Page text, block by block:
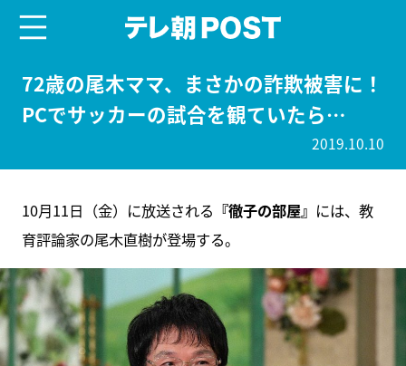
72歳の尾木ママ、まさかの詐欺被害に！
PCでサッカーの試合を観ていたら…
2019.10.10
10月11日（金）に放送される 『徹子の部屋』 には、教
育評論家の尾木直樹が登場する。